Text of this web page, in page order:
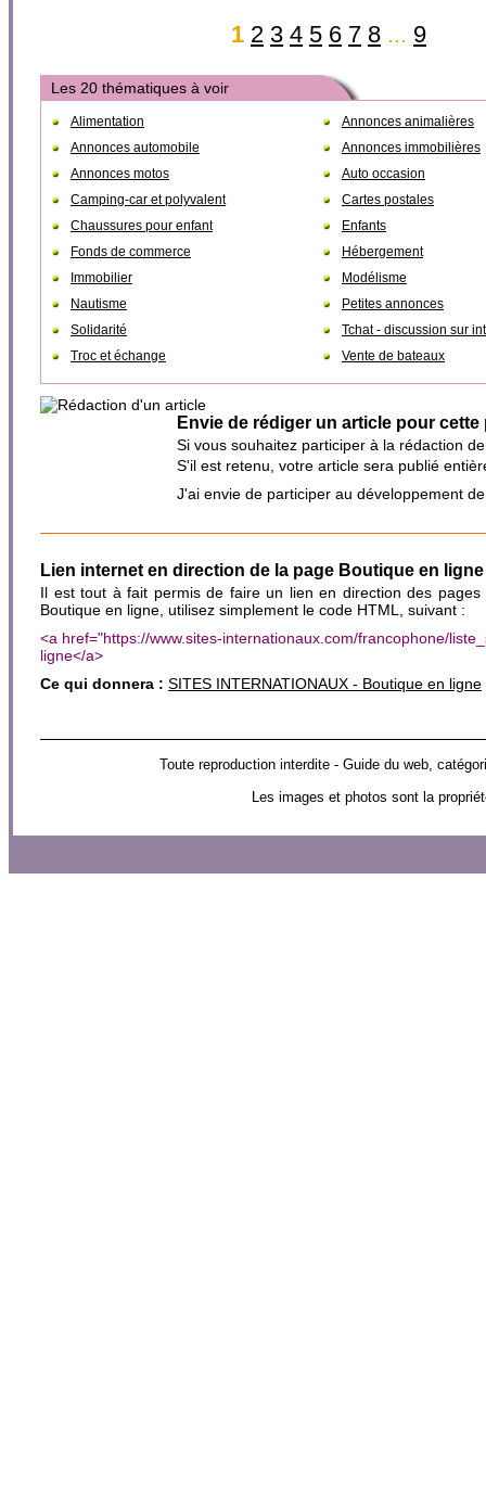
1 2 3 4 5 6 7 8 ... 9
Les 20 thématiques à voir
Alimentation
Annonces animalières
Annonces automobile
Annonces immobilières
Annonces motos
Auto occasion
Camping-car et polyvalent
Cartes postales
Chaussures pour enfant
Enfants
Fonds de commerce
Hébergement
Immobilier
Modélisme
Nautisme
Petites annonces
Solidarité
Tchat - discussion sur
Troc et échange
Vente de bateaux
Envie de rédiger un article pour cette
Si vous souhaitez participer à la rédaction
S'il est retenu, votre article sera publié
J'ai envie de participer au développement
Lien internet en direction de la page Boutique en ligne
Il est tout à fait permis de faire un lien en direction des
Boutique en ligne, utilisez simplement le code HTML, suivant :
<a href="https://www.sites-internationaux.com/francophone/
ligne</a>
Ce qui donnera : SITES INTERNATIONAUX - Boutique en ligne
Toute reproduction interdite - Guide du web,
Les images et photos sont la